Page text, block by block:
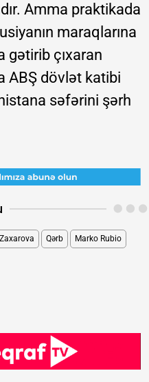
Amma praktikada
maraqlarına
gətirib çıxaran
ABŞ dövlət katibi
səfərini şərh
Qərb Marko Rubio